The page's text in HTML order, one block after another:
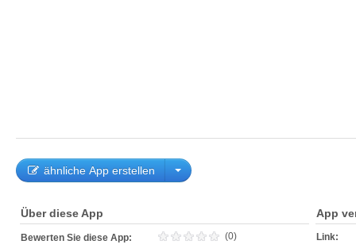
ähnliche App erstellen
Über diese App
Bewerten Sie diese App: (0)
App
Link: